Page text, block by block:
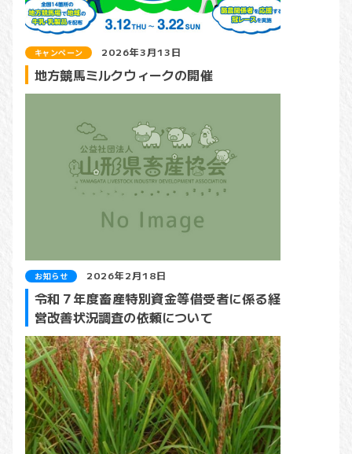
キャンペーン 2026年3月13日
地方競馬ミルクウィークの開催
お知らせ 2026年2月18日
令和７年度畜産特別資金等借受者に係る経
営改善状況調査の依頼について